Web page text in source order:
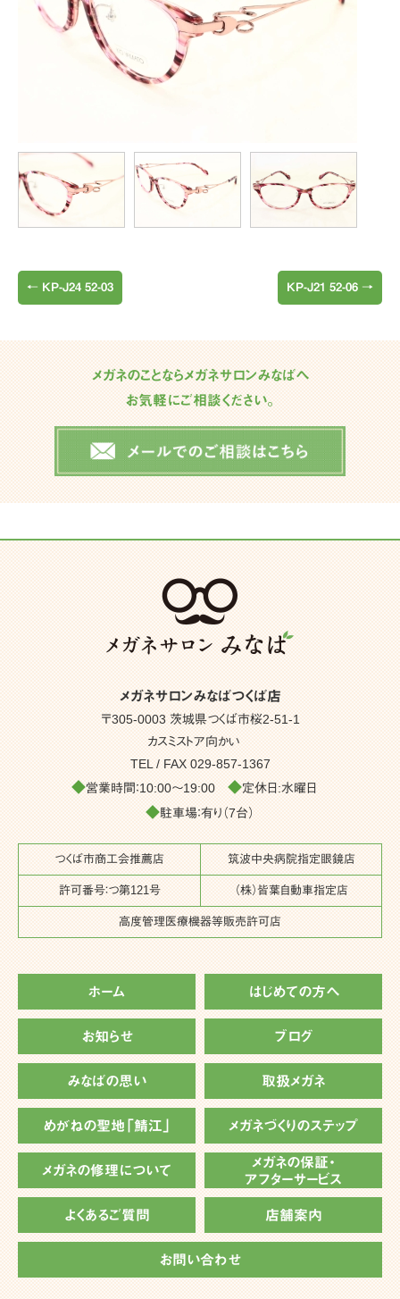
← KP-J24 52-03 KP-J21 52-06 →
メガネのことならメガネサロンみなばへ
お気軽にご相談ください。
メガネサロンみなばつくば店
〒305-0003 茨城県つくば市桜2-51-1
カスミストア向かい
TEL / FAX 029-857-1367
◆営業時間：10:00～19:00 ◆定休日:水曜日
◆駐車場：有り（7台）
つくば市商工会推薦店 筑波中央病院指定眼鏡店
許可番号：つ第121号 （株）皆葉自動車指定店
高度管理医療機器等販売許可店
ホーム はじめての方へ
お知らせ ブログ
みなばの思い 取扱メガネ
めがねの聖地「鯖江」 メガネづくりのステップ
メガネの修理について
メガネの保証・
アフターサービス
よくあるご質問 店舗案内
お問い合わせ